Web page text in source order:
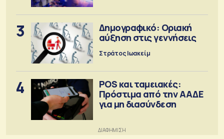
3
Δημογραφικό: Οριακή
αύξηση στις γεννήσεις
Στράτος Ιωακείμ
4
POS και ταμειακές:
Πρόστιμα από την ΑΑΔΕ
για μη διασύνδεση